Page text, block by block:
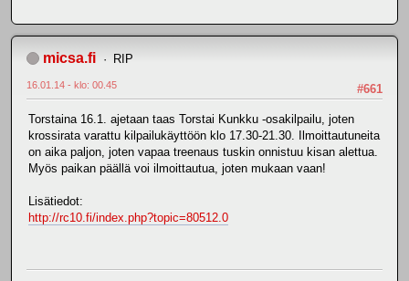
micsa.fi RIP
#661
16.01.14 - klo: 00.45
Torstaina 16.1. ajetaan taas Torstai Kunkku -osakilpailu, joten
krossirata varattu kilpailukäyttöön klo 17.30-21.30. Ilmoittautuneita
on aika paljon, joten vapaa treenaus tuskin onnistuu kisan alettua.
Myös paikan päällä voi ilmoittautua, joten mukaan vaan!
Lisätiedot:
http://rc10.fi/index.php?topic=80512.0